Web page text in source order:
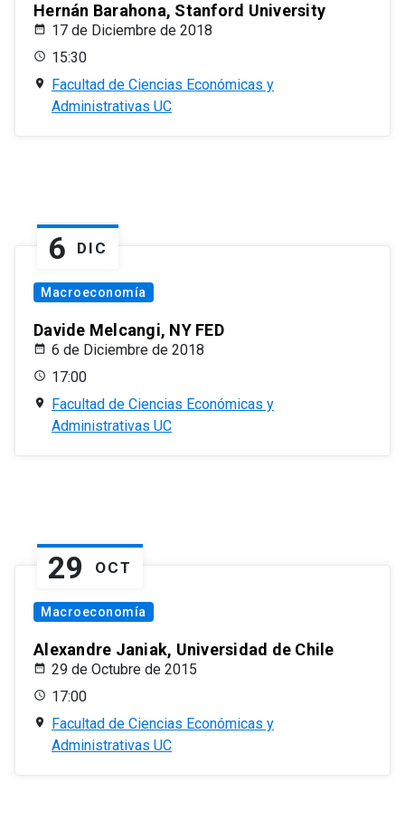
Hernán Barahona, Stanford University
17 de Diciembre de 2018
15:30
Facultad de Ciencias Económicas y
Administrativas UC
6 DIC
Macroeconomía
Davide Melcangi, NY FED
6 de Diciembre de 2018
17:00
Facultad de Ciencias Económicas y
Administrativas UC
29 OCT
Macroeconomía
Alexandre Janiak, Universidad de Chile
29 de Octubre de 2015
17:00
Facultad de Ciencias Económicas y
Administrativas UC